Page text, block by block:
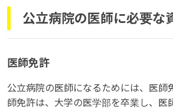
公立病院の医師に必要な
医師免許
公立病院の医師になるためには、医師
師免許は、大学の医学部を卒業し、医